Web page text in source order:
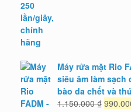
Máy rửa mặt Rio
siêu âm làm sạch
bào da chết và
1.150.000₫ Giá